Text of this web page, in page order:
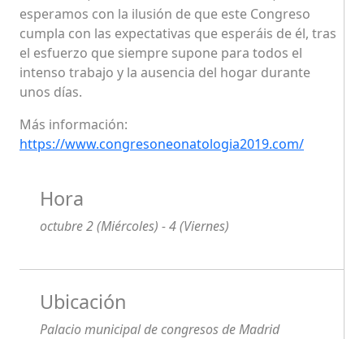
esperamos con la ilusión de que este Congreso
cumpla con las expectativas que esperáis de él, tras
el esfuerzo que siempre supone para todos el
intenso trabajo y la ausencia del hogar durante
unos días.
Más información:
https://www.congresoneonatologia2019.com/
Hora
octubre 2 (Miércoles) - 4 (Viernes)
Ubicación
Palacio municipal de congresos de Madrid